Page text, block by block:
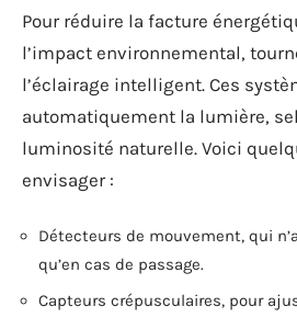
Pour réduire la facture
l’impact environnemental,
l’éclairage intelligent. Ces
automatiquement la lumière,
luminosité naturelle. Voici
envisager :
Détecteurs de mouvement, qui
qu’en cas de passage.
Capteurs crépusculaires, pour